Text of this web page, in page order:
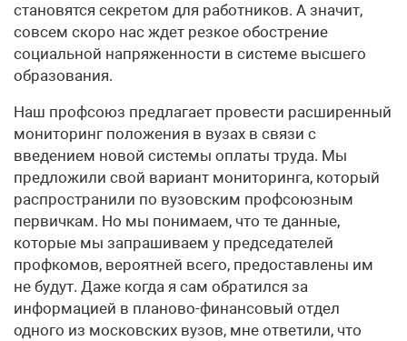
становятся секретом для работников. А значит,
совсем скоро нас ждет резкое обострение
социальной напряженности в системе высшего
образования.
Наш профсоюз предлагает провести расширенный
мониторинг положения в вузах в связи с
введением новой системы оплаты труда. Мы
предложили свой вариант мониторинга, который
распространили по вузовским профсоюзным
первичкам. Но мы понимаем, что те данные,
которые мы запрашиваем у председателей
профкомов, вероятней всего, предоставлены им
не будут. Даже когда я сам обратился за
информацией в планово-финансовый отдел
одного из московских вузов, мне ответили, что